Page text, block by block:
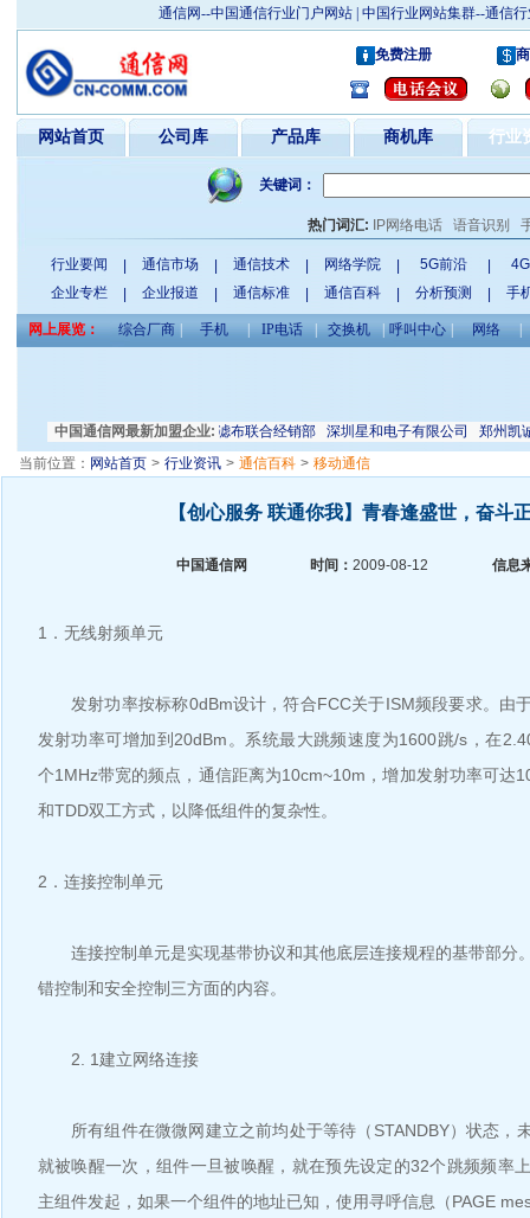
通信网--中国通信行业门户网站 | 中国行业网站集群--通信
免费注册
网站首页 公司库 产品库 商机库 行业
关键词：
热门词汇: IP网络电话 语音识别
行业要闻 通信市场 通信技术 网络学院 5G前沿
企业专栏
企业报道 通信标准 通信百科 分析预测 手
网上展览： 综合厂商 | 手机 | IP电话 | 交换机 | 呼叫中心 | 网络 |
中国通信网最新加盟企业:
览有限公司 安平县小大筛网滤布联合经销部 深圳星和电子有限公司
郑州凯诚科
当前位置： 网站首页 > 行业资讯 > 通信百科 > 移动通信
【创心服务 联通你我】青春逢盛世，奋斗
中国通信网 时间： 2009-08-12 信息
1．无线射频单元
发射功率按标称0dBm设计，符合FCC关于ISM频段要求。由
发射功率可增加到20dBm。系统最大跳频速度为1600跳/s，在
个1MHz带宽的频点，通信距离为10cm~10m，增加发射功率可达
和TDD双工方式，以降低组件的复杂性。
2．连接控制单元
连接控制单元是实现基带协议和其他底层连接规程的基带部分
错控制和安全控制三方面的内容。
2. 1建立网络连接
所有组件在微微网建立之前均处于等待（STANDBY）状态，
就被唤醒一次，组件一旦被唤醒，就在预先设定的32个跳频频率
主组件发起，如果一个组件的地址已知，使用寻呼信息（PAGE